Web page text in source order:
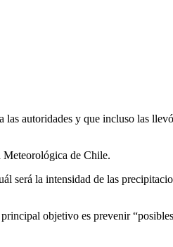
autoridades y que incluso las
Meteorológica de Chile.
será la intensidad de las
objetivo es prevenir